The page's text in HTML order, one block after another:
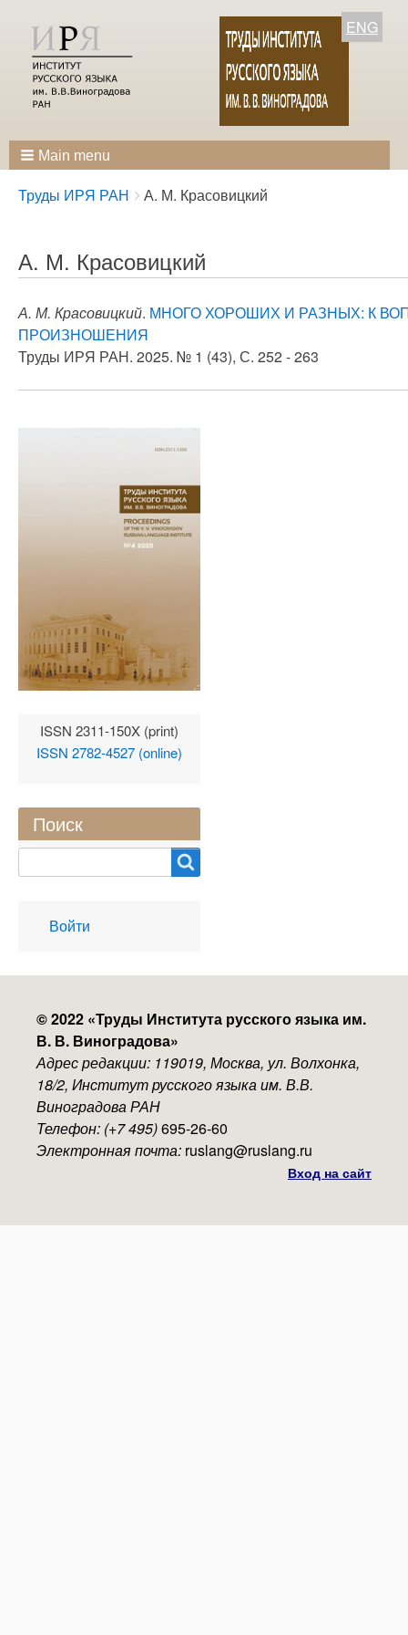
ENG
Main menu
Breadcrumbs
You
Труды ИРЯ РАН А. М. Красовицкий
А. М. Красовицкий
А. М. Красовицкий. МНОГО ХОРОШИХ И РАЗНЫХ: К
ПРОИЗНОШЕНИЯ
Труды ИРЯ РАН. 2025. № 1 (43), С. 252 - 263
ISSN 2311-150X (print)
ISSN 2782-4527 (online)
Поиск
User
account
Войти
© 2022 «Труды Института русского языка им.
В. В. Виноградова»
Адрес редакции: 119019, Москва, ул. Волхонка,
18/2, Институт русского языка им. В.В.
Виноградова РАН
Телефон: (+7 495)695-26-60
Электронная почта: ruslang@ruslang.ru
Вход на сайт